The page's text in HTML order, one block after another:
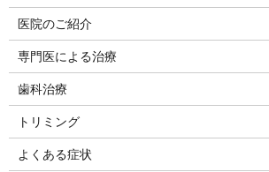
医院のご紹介
専門医による治療
歯科治療
トリミング
よくある症状